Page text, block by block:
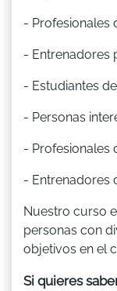
- Profesionales
- Entrenadores
- Estudiantes
- Personas
- Profesionales
- Entrenadores
Nuestro curso
personas con
objetivos en el
Si quieres